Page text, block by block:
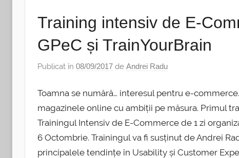
Training intensiv de E-
GPeC și TrainYourBrain
Publicat în 08/09/2017 de Andrei Radu
Toamna se numără… interesul pentru e-
magazinele online cu ambiții pe măsura. Primul
Trainingul Intensiv de E-Commerce de 1 zi
6 Octombrie. Trainingul va fi susținut de Andrei
principalele tendințe în Usability și Customer